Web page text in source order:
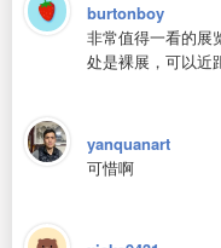
burtonboy
非常值得一看的展
处是裸展，可以近
yanquanart
可惜啊